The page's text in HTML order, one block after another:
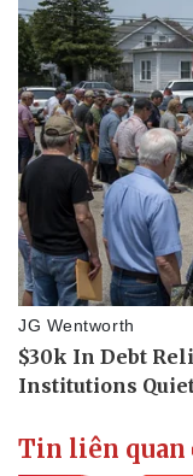
Tin liên quan